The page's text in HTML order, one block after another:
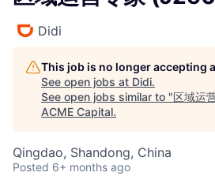
ACME
Didi
This job is no longer accepting
See open jobs at Didi.
See open jobs similar to "区域运
ACME Capital.
Qingdao, Shandong, China
Posted 6+ months ago